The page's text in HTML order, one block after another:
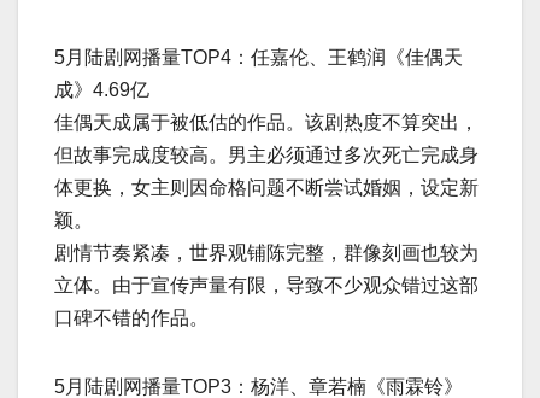
5月陆剧网播量TOP4：任嘉伦、王鹤润《佳偶天
成》4.69亿
佳偶天成属于被低估的作品。该剧热度不算突出，
但故事完成度较高。男主必须通过多次死亡完成身
体更换，女主则因命格问题不断尝试婚姻，设定新
颖。
剧情节奏紧凑，世界观铺陈完整，群像刻画也较为
立体。由于宣传声量有限，导致不少观众错过这部
口碑不错的作品。
5月陆剧网播量TOP3：杨洋、章若楠《雨霖铃》